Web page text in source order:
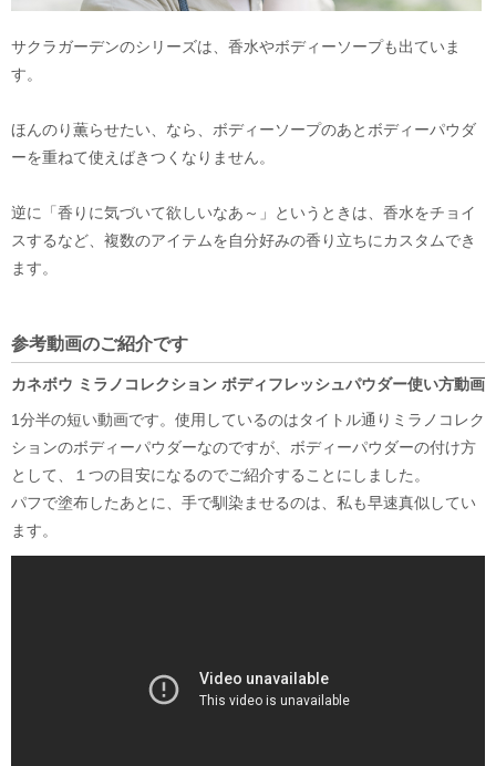
サクラガーデンのシリーズは、香水やボディーソープも出ていま
す。
ほんのり薫らせたい、なら、ボディーソープのあとボディーパウダ
ーを重ねて使えばきつくなりません。
逆に「香りに気づいて欲しいなあ～」というときは、香水をチョイ
スするなど、複数のアイテムを自分好みの香り立ちにカスタムでき
ます。
参考動画のご紹介です
カネボウ ミラノコレクション ボディフレッシュパウダー使い方動画
1分半の短い動画です。使用しているのはタイトル通りミラノコレク
ションのボディーパウダーなのですが、ボディーパウダーの付け方
として、１つの目安になるのでご紹介することにしました。
パフで塗布したあとに、手で馴染ませるのは、私も早速真似してい
ます。